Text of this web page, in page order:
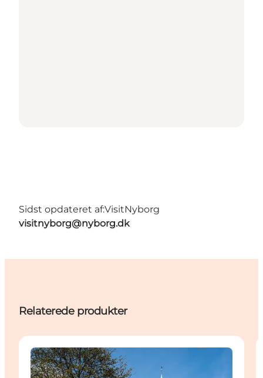
Sidst opdateret af:VisitNyborg
visitnyborg@nyborg.dk
Relaterede produkter
Attraktioner